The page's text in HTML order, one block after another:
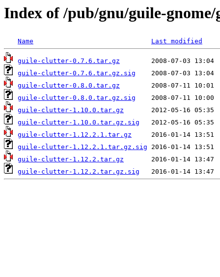
Index of /pub/gnu/guile-
Name Last modified
guile-clutter-0.7.6.tar.gz
guile-clutter-0.7.6.tar.gz.sig
guile-clutter-0.8.0.tar.gz
guile-clutter-0.8.0.tar.gz.sig
guile-clutter-1.10.0.tar.gz
guile-clutter-1.10.0.tar.gz.sig
guile-clutter-1.12.2.1.tar.gz
guile-clutter-1.12.2.1.tar.gz.sig
guile-clutter-1.12.2.tar.gz
guile-clutter-1.12.2.tar.gz.sig